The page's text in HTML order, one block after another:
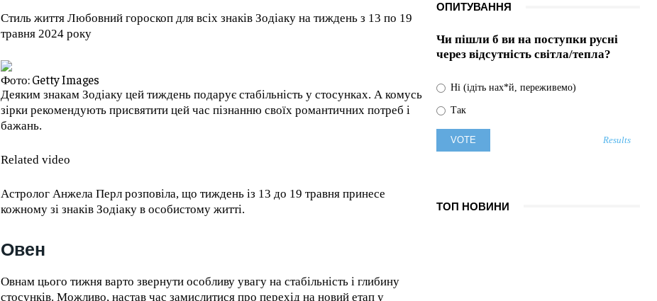
Стиль життя Любовний гороскоп для всіх знаків Зодіаку на тиждень з 13 по 19
травня 2024 року
Фото: Getty Images
Деяким знакам Зодіаку цей тиждень подарує стабільність у стосунках. А комусь
зірки рекомендують присвятити цей час пізнанню своїх романтичних потреб і
бажань.
Related video
Астролог Анжела Перл розповіла, що тиждень із 13 до 19 травня принесе
кожному зі знаків Зодіаку в особистому житті.
Овен
Овнам цього тижня варто звернути особливу увагу на стабільність і глибину
стосунків. Можливо, настав час замислитися про перехід на новий етап у
ОПИТУВАННЯ
Чи пішли б ви на поступки русні
через відсутність світла/тепла?
Ні (ідіть нах*й, переживемо)
Так
Results
ТОП НОВИНИ